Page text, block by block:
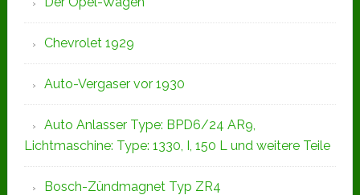
Chevrolet 1929
Auto-Vergaser vor 1930
Auto Anlasser Type: BPD6/24 AR9,
Lichtmaschine: Type: 1330, I, 150 L und weitere Teile
Bosch-Zündmagnet Typ ZR4